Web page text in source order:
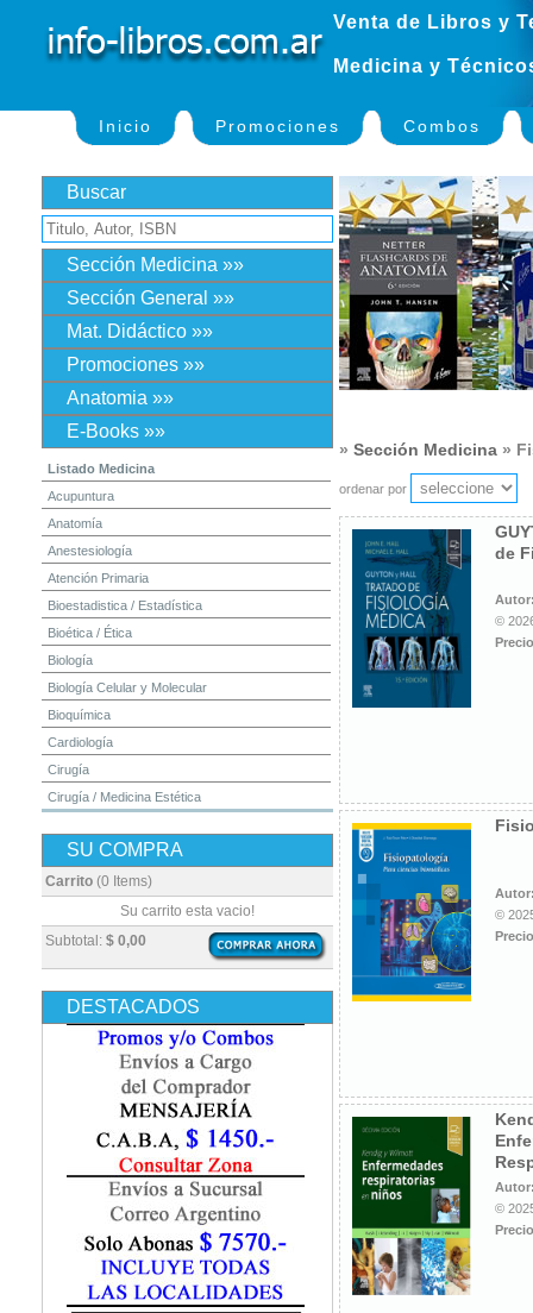
Venta de Libros y
Medicina y
Inicio Promociones Combos
Buscar
Sección Medicina »»
Sección General »»
Mat. Didáctico »»
Promociones »»
Anatomia »»
E-Books »»
Listado Medicina
Acupuntura
Anatomía
Anestesiología
Atención Primaria
Bioestadistica / Estadística
Bioética / Ética
Biología
Biología Celular y Molecular
Bioquímica
Cardiología
Cirugía
Cirugía / Medicina Estética
Dermatología
Diagnóstico por Imagen / Radiología
Embriología
Enfermería
Epidemiología
Farmacia / Farmacología
Fisiatría / Kinesiología
Fisiología / Fisiopatología
Fonoaudiología
Gastroenterología
Geriatría
Ginecología / Obstetricia
Hematología
SU COMPRA
Carrito (0 Items)
Subtotal: $ 0,00
Su carrito esta vacio!
DESTACADOS
» Sección Medicina »
ordenar por
de
©
©
©